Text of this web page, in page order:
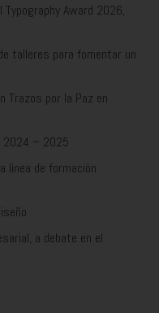
Award 2026,
talleres para fomentar un
Trazos por la Paz en
2024 – 2025
línea de formación
a debate en el